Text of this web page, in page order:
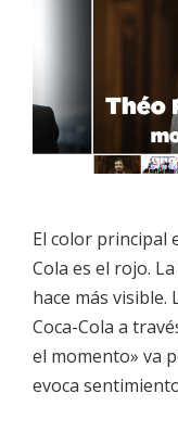
El color principal
Cola es el rojo.
hace más visible.
Coca-Cola a
el momento» va
evoca